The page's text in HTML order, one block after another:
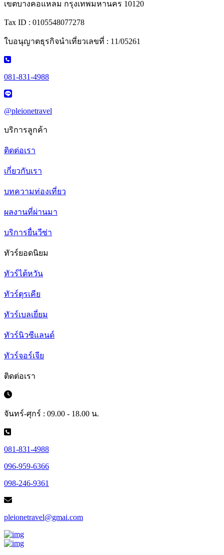
เขตบางคอแหลม กรุงเทพมหานคร 10120
Tax ID : 0105548077278
ใบอนุญาตธุรกิจนำเที่ยวเลขที่ : 11/05261
081-831-4988
@pleionetravel
บริการลูกค้า
ติดต่อเรา
เกี่ยวกับเรา
บทความท่องเที่ยว
ผลงานที่ผ่านมา
บริการยื่นวีซ่า
ทัวร์ยอดนิยม
ทัวร์ไต้หวัน
ทัวร์ตุรเคีย
ทัวร์เบลเยี่ยม
ทัวร์นิวซีแลนด์
ทัวร์จอร์เจีย
ติดต่อเรา
จันทร์-ศุกร์ : 09.00 - 18.00 น.
081-831-4988
096-959-6366
098-246-9361
pleionetravel@gmai.com